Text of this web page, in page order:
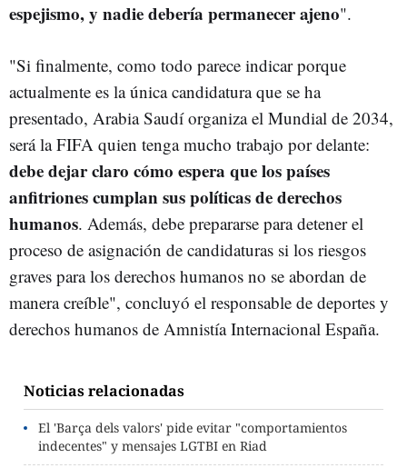
espejismo, y nadie debería permanecer ajeno".
"Si finalmente, como todo parece indicar porque
actualmente es la única candidatura que se ha
presentado, Arabia Saudí organiza el Mundial de 2034,
será la FIFA quien tenga mucho trabajo por delante:
debe dejar claro cómo espera que los países
anfitriones cumplan sus políticas de derechos
humanos. Además, debe prepararse para detener el
proceso de asignación de candidaturas si los riesgos
graves para los derechos humanos no se abordan de
manera creíble", concluyó el responsable de deportes y
derechos humanos de Amnistía Internacional España.
Noticias relacionadas
El 'Barça dels valors' pide evitar "comportamientos
indecentes" y mensajes LGTBI en Riad